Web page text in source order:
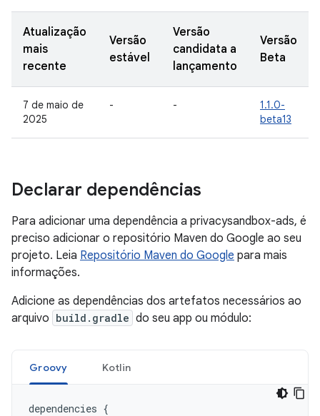
Atualização
mais
recente
Versão
estável
Versão
candidata a
lançamento
Versão
Beta
7 de maio de
2025
- -
1.1.0-
beta13
Declarar dependências
Para adicionar uma dependência a privacysandbox-ads, é
preciso adicionar o repositório Maven do Google ao seu
projeto. Leia Repositório Maven do Google para mais
informações.
Adicione as dependências dos artefatos necessários ao
arquivo build.gradle do seu app ou módulo:
Groovy Kotlin
dependencies {